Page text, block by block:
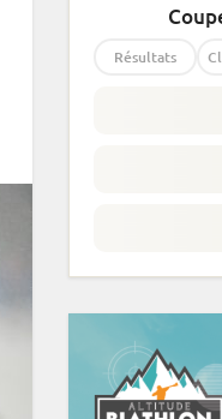
Résultats